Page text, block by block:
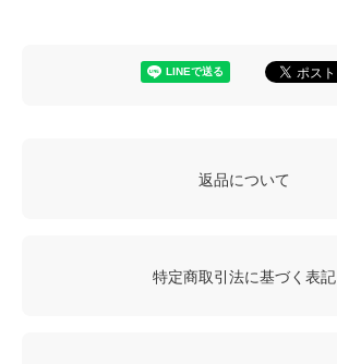
返品について
特定商取引法に基づく表記